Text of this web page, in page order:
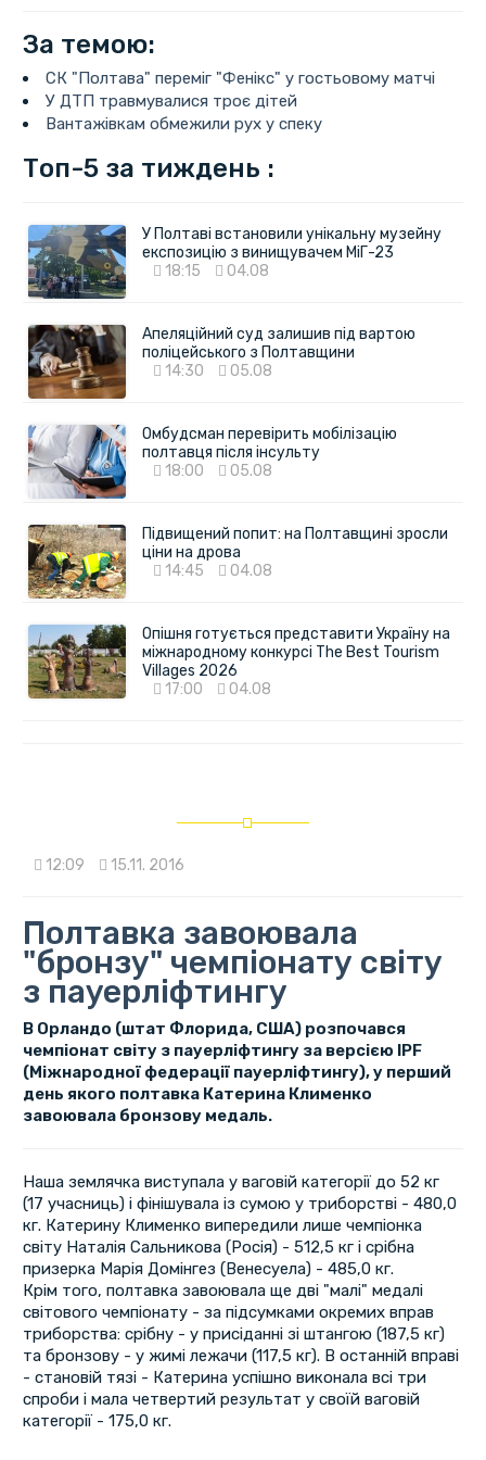
За темою:
СК "Полтава" переміг "Фенікс" у гостьовому матчі
У ДТП травмувалися троє дітей
Вантажівкам обмежили рух у спеку
Топ-5 за тиждень :
У Полтаві встановили унікальну музейну
експозицію з винищувачем МіГ-23
18:15
04.08
Апеляційний суд залишив під вартою
поліцейського з Полтавщини
14:30
05.08
Омбудсман перевірить мобілізацію
полтавця після інсульту
18:00
05.08
Підвищений попит: на Полтавщині зросли
ціни на дрова
14:45
04.08
Опішня готується представити Україну на
міжнародному конкурсі The Best Tourism
Villages 2026
17:00
04.08
12:09 15.11. 2016
Полтавка завоювала
"бронзу" чемпіонату світу
з пауерліфтингу
В Орландо (штат Флорида, США) розпочався
чемпіонат світу з пауерліфтингу за версією IPF
(Міжнародної федерації пауерліфтингу), у перший
день якого полтавка Катерина Клименко
завоювала бронзову медаль.
Наша землячка виступала у ваговій категорії до 52 кг
(17 учасниць) і фінішувала із сумою у триборстві - 480,0
кг. Катерину Клименко випередили лише чемпіонка
світу Наталія Сальникова (Росія) - 512,5 кг і срібна
призерка Марія Домінгез (Венесуела) - 485,0 кг.
Крім того, полтавка завоювала ще дві "малі" медалі
світового чемпіонату - за підсумками окремих вправ
триборства: срібну - у присіданні зі штангою (187,5 кг)
та бронзову - у жимі лежачи (117,5 кг). В останній вправі
- становій тязі - Катерина успішно виконала всі три
спроби і мала четвертий результат у своїй ваговій
категорії - 175,0 кг.